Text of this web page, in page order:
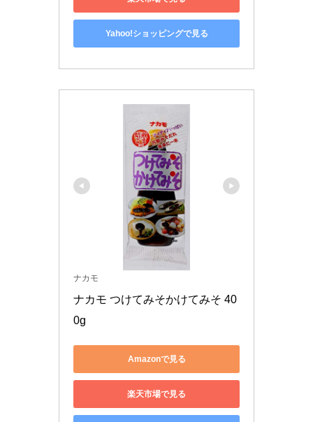
Yahoo!ショッピングで見る
ナカモ
ナカモ つけてみそかけてみそ 40
0g
Amazonで見る
楽天市場で見る